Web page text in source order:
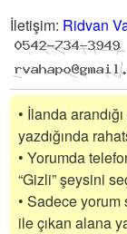
İletişim: Ridvan
• İlanda
yazdığında
• Yorumda
“Gizli” şeysini
• Sadece yorum
ile çıkan alana